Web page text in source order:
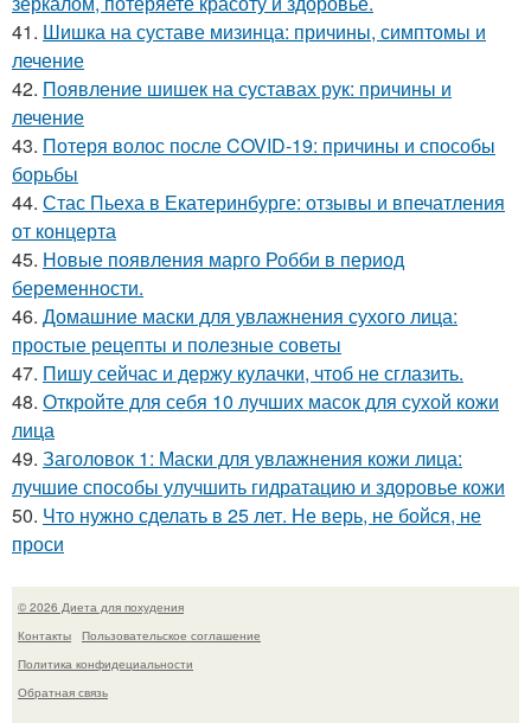
41. Шишка на суставе мизинца: причины, симптомы и
лечение
42. Появление шишек на суставах рук: причины и
лечение
43. Потеря волос после COVID-19: причины и способы
борьбы
44. Стас Пьеха в Екатеринбурге: отзывы и впечатления
от концерта
45. Новые появления марго Робби в период
беременности.
46. Домашние маски для увлажнения сухого лица:
простые рецепты и полезные советы
47. Пишу сейчас и держу кулачки, чтоб не сглазить.
48. Откройте для себя 10 лучших масок для сухой кожи
лица
49. Заголовок 1: Маски для увлажнения кожи лица:
лучшие способы улучшить гидратацию и здоровье кожи
50. Что нужно сделать в 25 лет. Не верь, не бойся, не
проси
© 2026 Диета для похудения
Контакты
Пользовательское соглашение
Политика конфидециальности
Обратная связь